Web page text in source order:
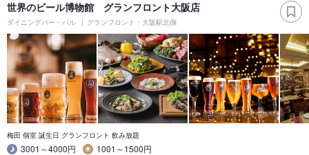
世界のビール博物館 グランフロント大阪店
ダイニングバー・バル グランフロント・大阪駅北側
梅田 個室 誕生日 グランフロント 飲み放題
3001～4000円
1001～1500円